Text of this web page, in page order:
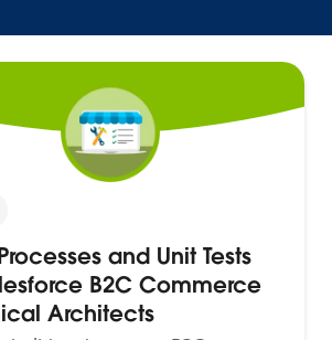
and Unit Tests
B2C Commerce
Architects